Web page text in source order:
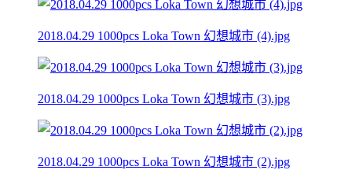
2018.04.29 1000pcs Loka Town 幻想城市 (4).jpg
2018.04.29 1000pcs Loka Town 幻想城市 (3).jpg
2018.04.29 1000pcs Loka Town 幻想城市 (2).jpg